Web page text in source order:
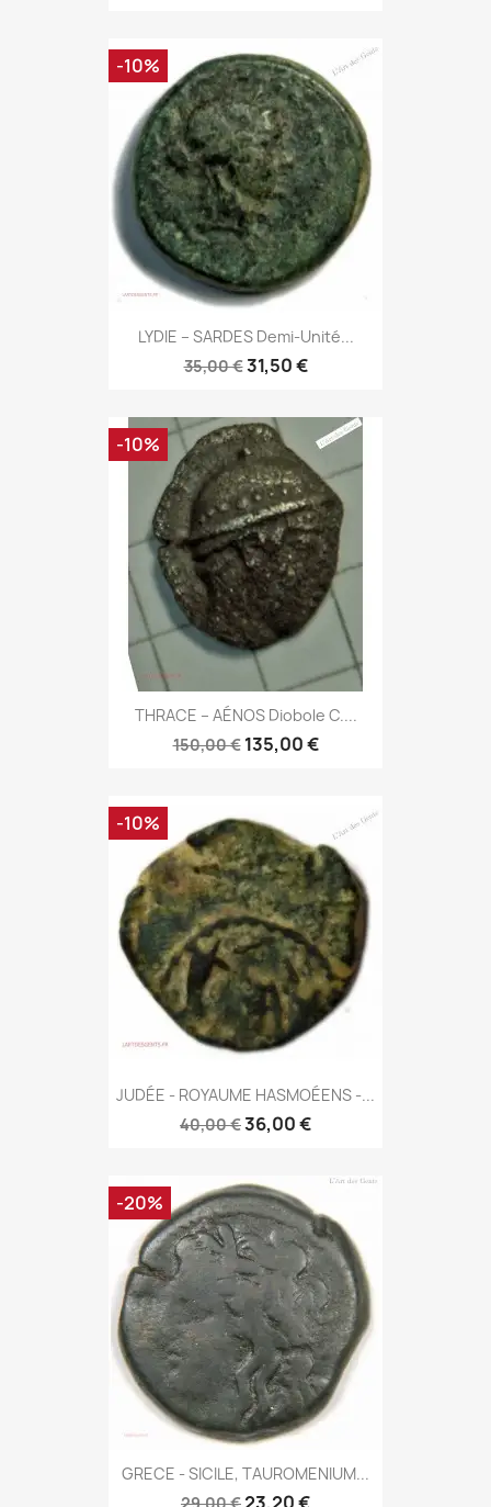
LYDIE – SARDES Demi-Unité...
35,00 €31,50 €
-10%
THRACE – AÉNOS Diobole C....
150,00 € 135,00 €
-10%
JUDÉE - ROYAUME HASMOÉENS -...
40,00 €36,00 €
-10%
GRECE - SICILE, TAUROMENIUM...
-20%